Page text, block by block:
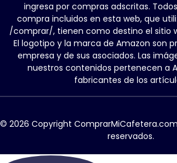
ingresa por compras adscritas.
compra incluidos en esta web, que
/comprar/, tienen como destino el sitio
El logotipo y la marca de Amazon son
empresa y de sus asociados. Las
nuestros contenidos pertenecen a
fabricantes de los
© 2026 Copyright
reservados.